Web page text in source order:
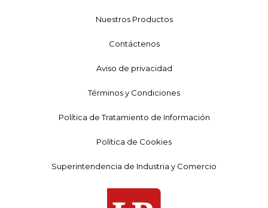
Nuestros Productos
Contáctenos
Aviso de privacidad
Términos y Condiciones
Política de Tratamiento de Información
Política de Cookies
Superintendencia de Industria y Comercio